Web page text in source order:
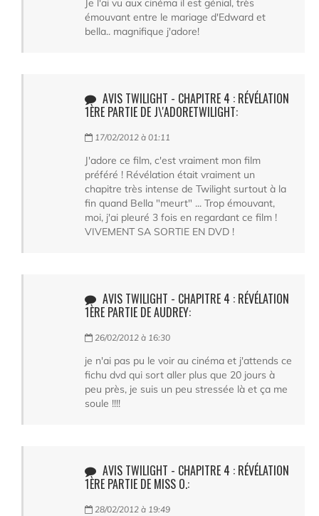
Je l'ai vu aux cinéma il est génial, très
émouvant entre le mariage d'Edward et
bella.. magnifique j'adore!
AVIS TWILIGHT - CHAPITRE 4 : RÉVÉLATION
1ÈRE PARTIE DE J\'ADORETWILIGHT:
17/02/2012 à 01:11
J'adore ce film, c'est vraiment mon film
préféré ! Révélation était vraiment un
chapitre très intense de Twilight surtout à la
fin quand Bella "meurt" ... Trop émouvant,
moi, j'ai pleuré 3 fois en regardant ce film !
VIVEMENT SA SORTIE EN DVD !
AVIS TWILIGHT - CHAPITRE 4 : RÉVÉLATION
1ÈRE PARTIE DE AUDREY:
26/02/2012 à 16:30
je n'ai pas pu le voir au cinéma et j'attends ce
fichu dvd qui sort aller plus que 20 jours à
peu près, je suis un peu stressée là et ça me
soule !!!!
AVIS TWILIGHT - CHAPITRE 4 : RÉVÉLATION
1ÈRE PARTIE DE MISS O.:
28/02/2012 à 19:49